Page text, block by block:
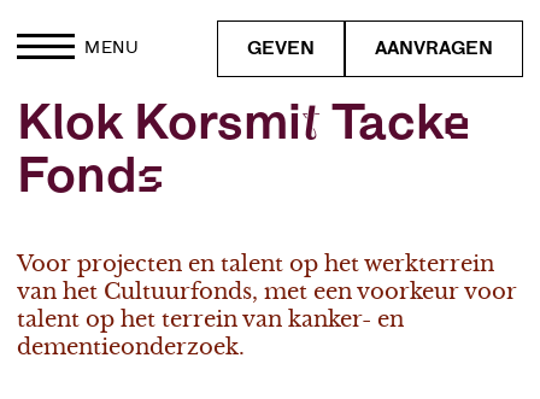
GEVEN AANVRAGEN
MENU
Klok Korsmit Tacke
Fonds
Voor projecten en talent op het werkterrein
van het Cultuurfonds, met een voorkeur voor
talent op het terrein van kanker- en
dementieonderzoek.